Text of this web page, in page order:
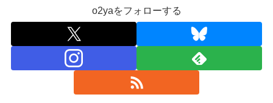
o2yaをフォローする